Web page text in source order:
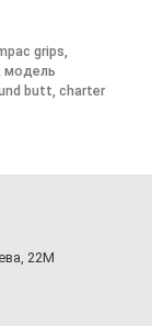
grips,
модель
butt, charter
22М